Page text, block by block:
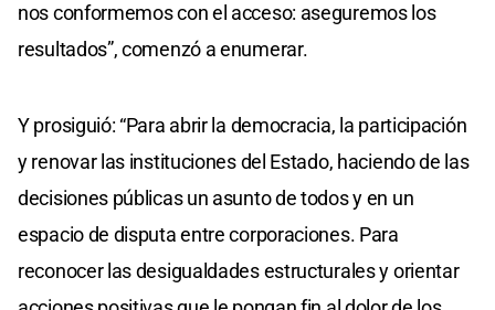
nos conformemos con el acceso: aseguremos los
resultados”, comenzó a enumerar.
Y prosiguió: “Para abrir la democracia, la participación
y renovar las instituciones del Estado, haciendo de las
decisiones públicas un asunto de todos y en un
espacio de disputa entre corporaciones. Para
reconocer las desigualdades estructurales y orientar